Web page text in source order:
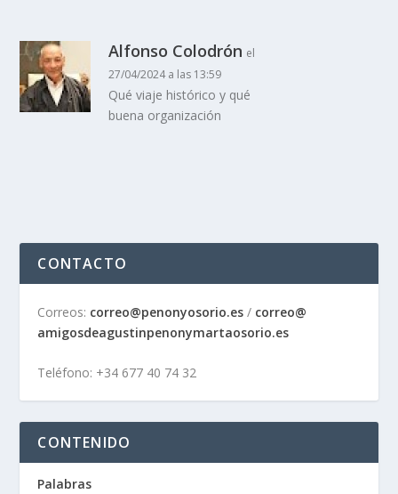
Alfonso Colodrón el
27/04/2024 a las 13:59
Qué viaje histórico y qué
buena organización
CONTACTO
Correos: correo@penonyosorio.es / correo@
amigosdeagustinpenonymartaosorio.es
Teléfono: +34 677 40 74 32
CONTENIDO
Palabras